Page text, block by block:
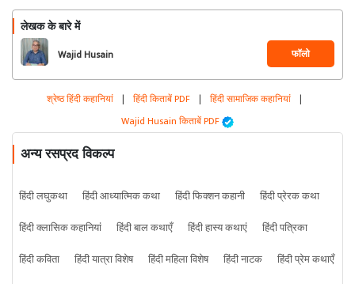
लेखक के बारे में
Wajid Husain फॉलो
श्रेष्ठ हिंदी कहानियां | हिंदी किताबें PDF | हिंदी सामाजिक कहानियां |
Wajid Husain किताबें PDF
अन्य रसप्रद विकल्प
हिंदी लघुकथा हिंदी आध्यात्मिक कथा हिंदी फिक्शन कहानी
हिंदी प्रेरक कथा
हिंदी क्लासिक कहानियां
हिंदी बाल कथाएँ हिंदी हास्य कथाएं
हिंदी पत्रिका
हिंदी कविता
हिंदी यात्रा विशेष हिंदी महिला विशेष हिंदी नाटक
हिंदी प्रेम कथाएँ